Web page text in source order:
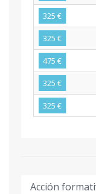
325 €
325 €
475 €
325 €
325 €
Acción